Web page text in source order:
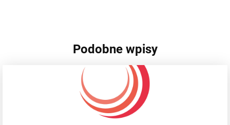
Podobne wpisy